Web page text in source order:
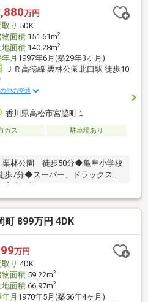
いです。南向きの物件をお探しの
数が高く、眺望良好なので、毎
万円
り 5DK
物面積151.61m2
地面積140.28m2
月 1997年6月(築29年3ヶ月)
ＪＲ高徳線 栗林公園北口駅 徒歩10
他の交通
香川県高松市宮脇町１
ガス
駐車場あり
栗林公園 徒歩50分◆亀阜小学校
歩7分◆スーパー、ドラックスト
町 899万円 4DK
万円
取り 4DK
物面積59.22m2
地面積66.97m2
年月1970年5月(築56年4ヶ月)